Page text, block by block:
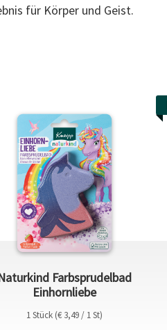
für Körper und Geist.
Farbsprudelbad
Einhornliebe
1 Stück (€ 3,49 / 1 St)